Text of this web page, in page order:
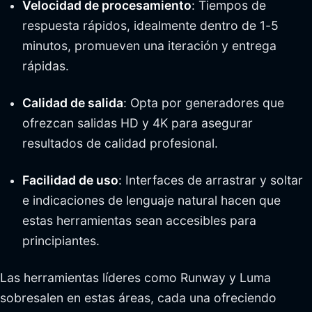
Velocidad de procesamiento: Tiempos de
respuesta rápidos, idealmente dentro de 1-5
minutos, promueven una iteración y entrega
rápidas.
Calidad de salida: Opta por generadores que
ofrezcan salidas HD y 4K para asegurar
resultados de calidad profesional.
Facilidad de uso: Interfaces de arrastrar y soltar
e indicaciones de lenguaje natural hacen que
estas herramientas sean accesibles para
principiantes.
Las herramientas líderes como Runway y Luma
sobresalen en estas áreas, cada una ofreciendo